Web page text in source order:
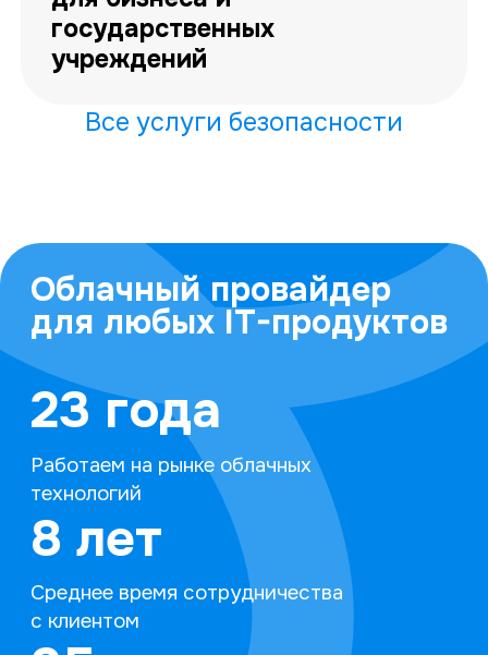
государственных
учреждений
Все услуги безопасности
Облачный провайдер
для любых IT-продуктов
23 года
Работаем на рынке облачных
технологий
8 лет
Среднее время сотрудничества
с клиентом